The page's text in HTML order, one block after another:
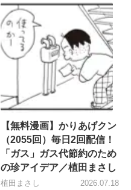
【無料漫画】かりあげクン
（2055回）毎日2回配信！
「ガス」ガス代節約のため
の珍アイデア／植田まさし
植田まさし
2026.07.18